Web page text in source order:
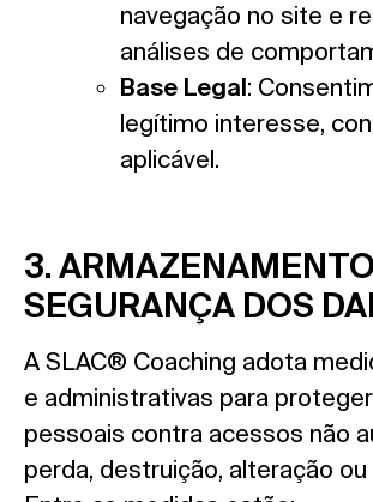
navegação no site e
análises de
Base Legal:
legítimo interesse,
aplicável.
3.
SEGURANÇA DOS
A SLAC® Coaching adota
e administrativas para
pessoais contra acessos não
perda, destruição, alteração